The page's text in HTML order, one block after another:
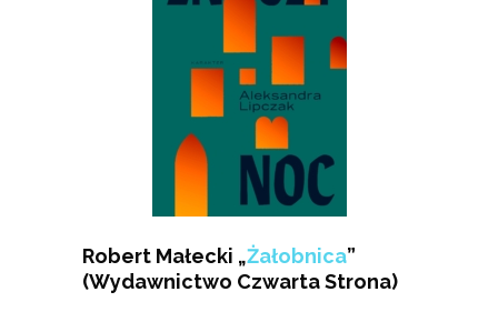
Robert Małecki „Żałobnica”
(Wydawnictwo Czwarta Strona)